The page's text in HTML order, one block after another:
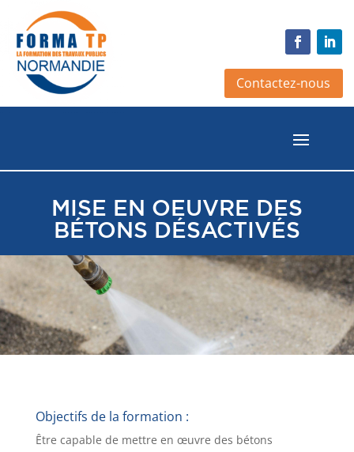
Contactez-nous
MISE EN OEUVRE DES
BÉTONS DÉSACTIVÉS
Objectifs de la formation :
Être capable de mettre en œuvre des bétons